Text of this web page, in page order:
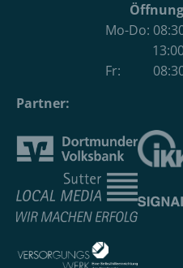
Mo-Do:
13:00 –
Fr: 08:30
Partner: